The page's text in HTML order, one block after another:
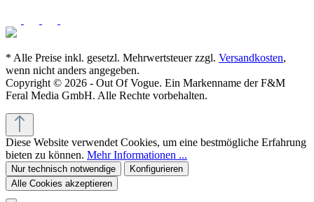
* Alle Preise inkl. gesetzl. Mehrwertsteuer zzgl. Versandkosten,
wenn nicht anders angegeben.
Copyright © 2026 - Out Of Vogue. Ein Markenname der F&M
Feral Media GmbH. Alle Rechte vorbehalten.
Diese Website verwendet Cookies, um eine bestmögliche Erfahrung
bieten zu können. Mehr Informationen ...
Nur technisch notwendige
Konfigurieren
Alle Cookies akzeptieren